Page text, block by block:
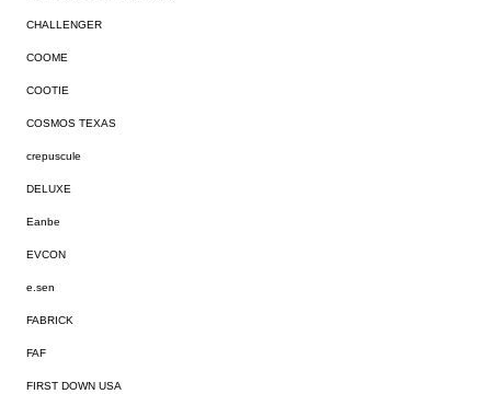
CHALLENGER
COOME
COOTIE
COSMOS TEXAS
crepuscule
DELUXE
Eanbe
EVCON
e.sen
FABRICK
FAF
FIRST DOWN USA